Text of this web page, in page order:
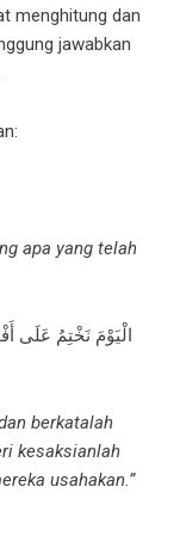
menghitung dan
jawabkan
apa yang telah
الْيَوْمَ نَخْتِمُ عَلَى
berkatalah
kesaksianlah
usahakan.”